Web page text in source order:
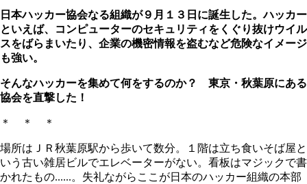
日本ハッカー協会なる組織が９月１３日に誕生した。ハッカー
といえば、コンピューターのセキュリティをくぐり抜けウイル
スをばらまいたり、企業の機密情報を盗むなど危険なイメージ
も強い。
そんなハッカーを集めて何をするのか？ 東京・秋葉原にある
協会を直撃した！
＊ ＊ ＊
場所はＪＲ秋葉原駅から歩いて数分。１階は立ち食いそば屋と
いう古い雑居ビルでエレベーターがない。看板はマジックで書
かれたもの......。失礼ながらここが日本のハッカー組織の本部